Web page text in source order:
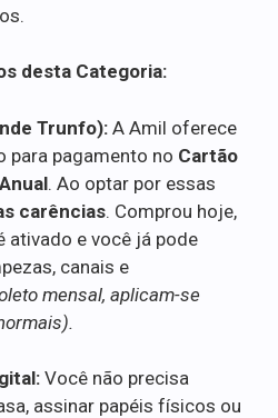
desta Categoria:
Trunfo): A Amil oferece
para pagamento no Cartão
. Ao optar por essas
carências. Comprou hoje,
ativado e você já pode
canais e
mensal, aplicam-se
Você não precisa
assinar papéis físicos ou